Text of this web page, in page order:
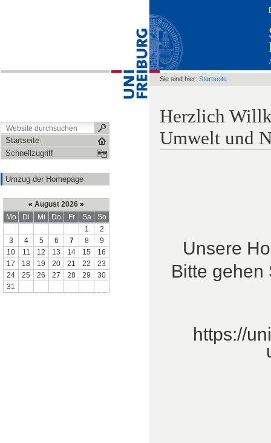
Startseite
Schnellzugriff
Umzug der Homepage
« August 2026 »
Mo
Di Mi Do Fr Sa
So
1
2
3
4 5 6 7 8
9
10
11 12 13 14 15
16
17
18 19 20 21 22
23
24
25 26 27 28 29
30
31
Sie sind hier: Startseite
Herzlich
Umwelt und
Unsere
Bitte gehen
https://